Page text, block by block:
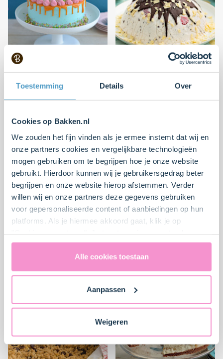
Toestemming Details Over
Cookies op Bakken.nl
We zouden het fijn vinden als je ermee instemt dat wij en
onze partners cookies en vergelijkbare technologieën
mogen gebruiken om te begrijpen hoe je onze website
gebruikt. Hierdoor kunnen wij je gebruikersgedrag beter
begrijpen en onze website hierop afstemmen. Verder
willen wij en onze partners deze gegevens gebruiken
voor gepersonaliseerde content of aanbiedingen op hun
platforms. Als je hiermee akkoord gaat, klik je op
uitdrukkelijk een eventuele gegevensoverdracht naar de
Verenigde Staten in de zin van artikel 49 AVG. Raadpleeg
ons
naar technology providers en partners in de Verenigde
Staten. Je kunt op elk moment van gedachten
Alle cookies toestaan
Aanpassen
Weigeren
Driptaart toefjes Drip ijstaart
Sinaasappel-
cheesecake met
speculaas
Appeltaart met peer en
gember